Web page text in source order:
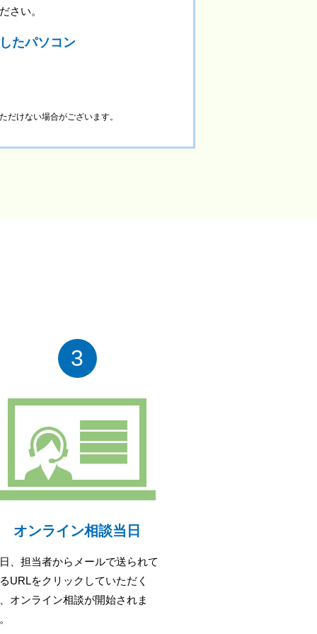
さい。
たパソコン
けない場合がございます。
3
オンライン相談当日
、担当者からメールで送られて
URLをクリックしていただく
オンライン相談が開始されま